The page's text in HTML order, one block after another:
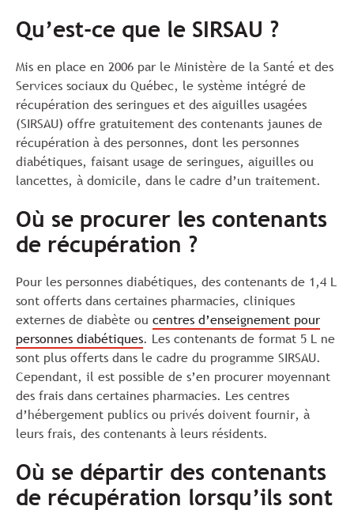
Qu’est-ce que le SIRSAU ?
Mis en place en 2006 par le Ministère de la Santé et des
Services sociaux du Québec, le système intégré de
récupération des seringues et des aiguilles usagées
(SIRSAU) offre gratuitement des contenants jaunes de
récupération à des personnes, dont les personnes
diabétiques, faisant usage de seringues, aiguilles ou
lancettes, à domicile, dans le cadre d’un traitement.
Où se procurer les contenants
de récupération ?
Pour les personnes diabétiques, des contenants de 1,4 L
sont offerts dans certaines pharmacies, cliniques
externes de diabète ou centres d’enseignement pour
personnes diabétiques. Les contenants de format 5 L ne
sont plus offerts dans le cadre du programme SIRSAU.
Cependant, il est possible de s’en procurer moyennant
des frais dans certaines pharmacies. Les centres
d’hébergement publics ou privés doivent fournir, à
leurs frais, des contenants à leurs résidents.
Où se départir des contenants
de récupération lorsqu’ils sont